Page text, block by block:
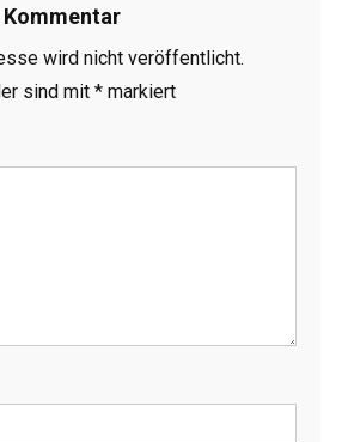
wird nicht veröffentlicht.
sind mit *markiert